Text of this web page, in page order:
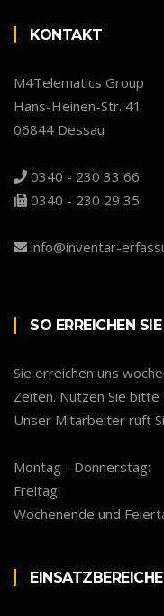
KONTAKT
M4Telematics Group
Hans-Heinen-Str. 41
06844 Dessau
0340 - 230 33 66
0340 - 230 29 35
info@inventar-
SO ERREICHEN
Sie erreichen uns
Zeiten. Nutzen Sie bitte
Unser Mitarbeiter ruft
Montag - Donnerstag:
Freitag:
Wochenende und
EINSATZBEREICHE